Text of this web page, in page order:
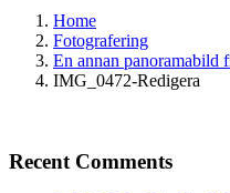
Home
Fotografering
En annan panoramabild
IMG_0472-Redigera
Recent Comments